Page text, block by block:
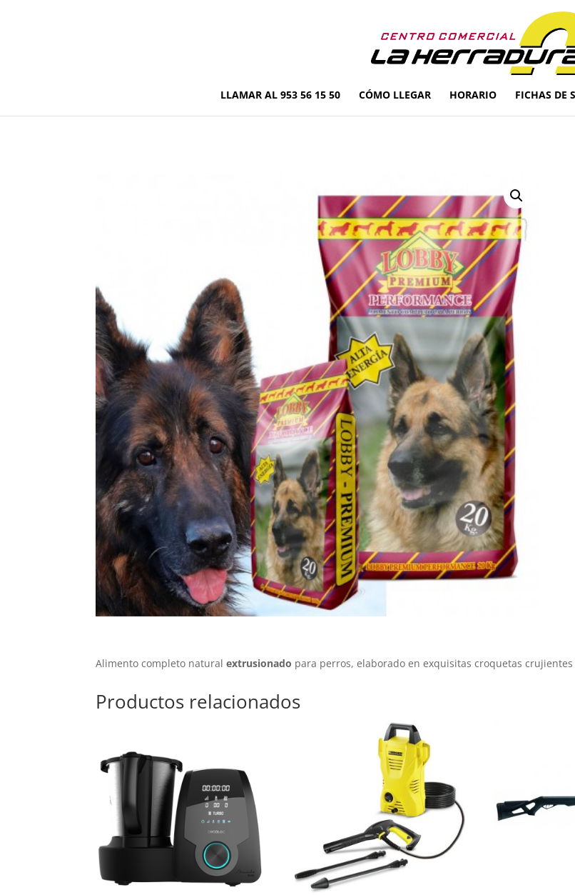
LLAMAR AL 953 56 15 50 CÓMO LLEGAR HORARIO FICHAS DE
Alimento completo naturalextrusionado para perros, elaborado en exquisitas croquetas crujientes
Productos relacionados